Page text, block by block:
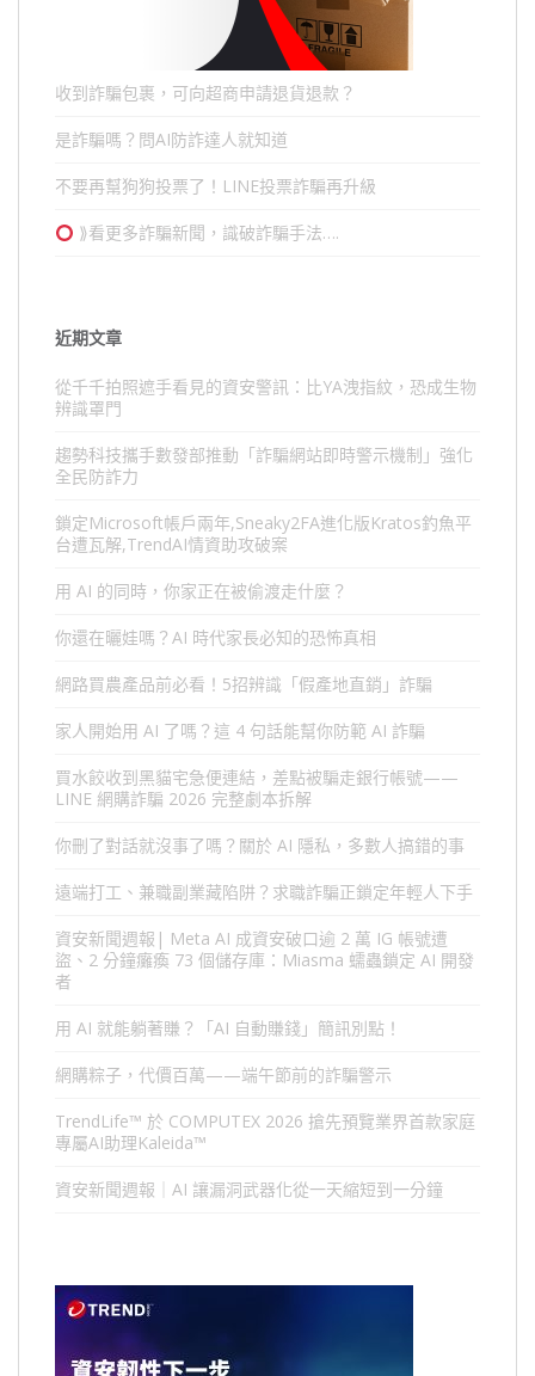
收到詐騙包裹，可向超商申請退貨退款？
是詐騙嗎？問AI防詐達人就知道
不要再幫狗狗投票了！LINE投票詐騙再升級
⟫看更多詐騙新聞，識破詐騙手法….
近期文章
從千千拍照遮手看見的資安警訊：比YA洩指紋，恐成生物
辨識罩門
趨勢科技攜手數發部推動「詐騙網站即時警示機制」強化
全民防詐力
鎖定Microsoft帳戶兩年,Sneaky2FA進化版Kratos釣魚平
台遭瓦解,TrendAI情資助攻破案
用 AI 的同時，你家正在被偷渡走什麼？
你還在曬娃嗎？AI 時代家長必知的恐怖真相
網路買農產品前必看！5招辨識「假產地直銷」詐騙
家人開始用 AI 了嗎？這 4 句話能幫你防範 AI 詐騙
買水餃收到黑貓宅急便連結，差點被騙走銀行帳號——
LINE 網購詐騙 2026 完整劇本拆解
你刪了對話就沒事了嗎？關於 AI 隱私，多數人搞錯的事
遠端打工、兼職副業藏陷阱？求職詐騙正鎖定年輕人下手
資安新聞週報| Meta AI 成資安破口逾 2 萬 IG 帳號遭
盜、2 分鐘癱瘓 73 個儲存庫：Miasma 蠕蟲鎖定 AI 開發
者
用 AI 就能躺著賺？「AI 自動賺錢」簡訊別點！
網購粽子，代價百萬——端午節前的詐騙警示
TrendLife™ 於 COMPUTEX 2026 搶先預覽業界首款家庭
專屬AI助理Kaleida™
資安新聞週報｜AI 讓漏洞武器化從一天縮短到一分鐘